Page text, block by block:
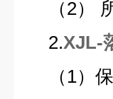
（2）
2.XJL-
（1）保